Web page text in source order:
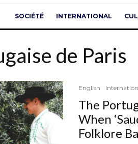
SOCIÉTÉ INTERNATIONAL
de Paris
English
The
When
Folklore